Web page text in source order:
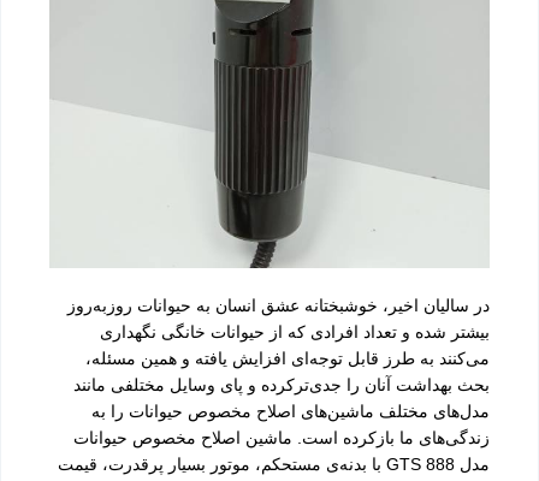
در سالیان اخیر، خوشبختانه عشق انسان به حیوانات روز‌به‌روز
بیشتر شده و تعداد افرادی که از حیوانات خانگی نگهداری
می‌کنند به طرز قابل توجه‌ای افزایش یافته و همین مسئله،
بحث بهداشت آنان را جدی‌ترکرده و پای وسایل مختلفی مانند
مدل‌های مختلف ماشین‌های اصلاح مخصوص حیوانات را به
زندگی‌های ما بازکرده است. ماشین اصلاح مخصوص حیوانات
مدل GTS 888 با بدنه‌ی مستحکم، موتور بسیار پرقدرت، قیمت